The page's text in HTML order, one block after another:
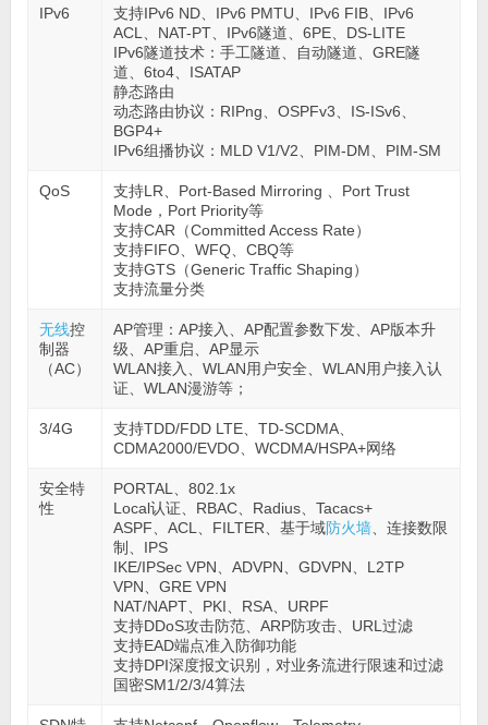
IPv6
支持IPv6 ND、IPv6 PMTU、IPv6 FIB、IPv6
ACL、NAT-PT、IPv6隧道、6PE、DS-LITE
IPv6隧道技术：手工隧道、自动隧道、GRE隧
道、6to4、ISATAP
静态路由
动态路由协议：RIPng、OSPFv3、IS-ISv6、
BGP4+
IPv6组播协议：MLD V1/V2、PIM-DM、PIM-SM
QoS
支持LR、Port-Based Mirroring 、Port Trust
Mode，Port Priority等
支持CAR（Committed Access Rate）
支持FIFO、WFQ、CBQ等
支持GTS（Generic Traffic Shaping）
支持流量分类
无线控
制器
（AC）
AP管理：AP接入、AP配置参数下发、AP版本升
级、AP重启、AP显示
WLAN接入、WLAN用户安全、WLAN用户接入认
证、WLAN漫游等；
3/4G
支持TDD/FDD LTE、TD-SCDMA、
CDMA2000/EVDO、WCDMA/HSPA+网络
安全特
性
PORTAL、802.1x
Local认证、RBAC、Radius、Tacacs+
ASPF、ACL、FILTER、基于域防火墙、连接数限
制、IPS
IKE/IPSec VPN、ADVPN、GDVPN、L2TP
VPN、GRE VPN
NAT/NAPT、PKI、RSA、URPF
支持DDoS攻击防范、ARP防攻击、URL过滤
支持EAD端点准入防御功能
支持DPI深度报文识别，对业务流进行限速和过滤
国密SM1/2/3/4算法